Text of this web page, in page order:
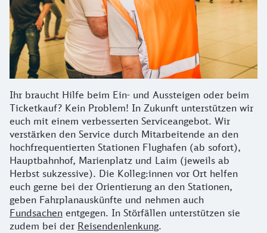
Ihr braucht Hilfe beim Ein- und Aussteigen oder beim
Ticketkauf? Kein Problem! In Zukunft unterstützen wir
euch mit einem verbesserten Serviceangebot. Wir
verstärken den Service durch Mitarbeitende an den
hochfrequentierten Stationen Flughafen (ab sofort),
Hauptbahnhof, Marienplatz und Laim (jeweils ab
Herbst sukzessive). Die Kolleg:innen vor Ort helfen
euch gerne bei der Orientierung an den Stationen,
geben Fahrplanauskünfte und nehmen auch
Fundsachen entgegen. In Störfällen unterstützen sie
zudem bei der Reisendenlenkung.